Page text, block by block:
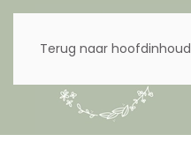
Terug naar hoofdinhoud